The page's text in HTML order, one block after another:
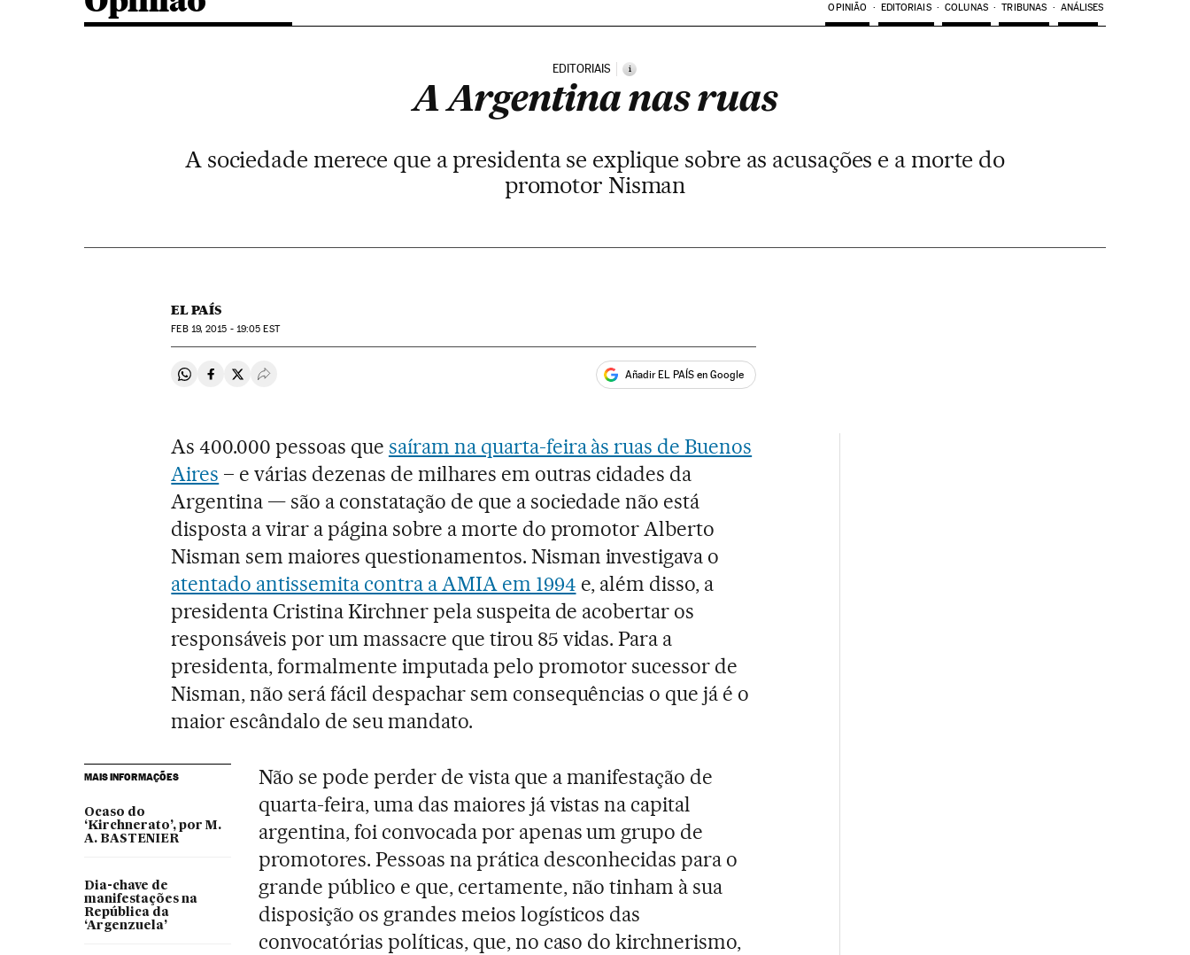
OPINIÃO EDITORIAIS COLUNAS TRIBUNAS ANÁLISES
EDITORIAIS i
A Argentina nas ruas
A sociedade merece que a presidenta se explique sobre as acusações e a morte do
promotor Nisman
EL PAÍS
FEB19, 2015 - 19:05 EST
Compartir en Whatsapp
Compartir en Facebook
Compartir en Twitter
Desplegar Redes Sociales Añadir EL PAÍS en Google
As 400.000 pessoas que saíram na quarta-feira às ruas de Buenos
Aires – e várias dezenas de milhares em outras cidades da
Argentina — são a constatação de que a sociedade não está
disposta a virar a página sobre a morte do promotor Alberto
Nisman sem maiores questionamentos. Nisman investigava o
atentado antissemita contra a AMIA em 1994 e, além disso, a
presidenta Cristina Kirchner pela suspeita de acobertar os
responsáveis por um massacre que tirou 85 vidas. Para a
presidenta, formalmente imputada pelo promotor sucessor de
Nisman, não será fácil despachar sem consequências o que já é o
maior escândalo de seu mandato.
MAIS INFORMAÇÕES
Ocaso do
‘Kirchnerato’, por M.
A. BASTENIER
Dia-chave de
manifestações na
República da
‘Argenzuela’
Não se pode perder de vista que a manifestação de
quarta-feira, uma das maiores já vistas na capital
argentina, foi convocada por apenas um grupo de
promotores. Pessoas na prática desconhecidas para o
grande público e que, certamente, não tinham à sua
disposição os grandes meios logísticos das
convocatórias políticas, que, no caso do kirchnerismo,